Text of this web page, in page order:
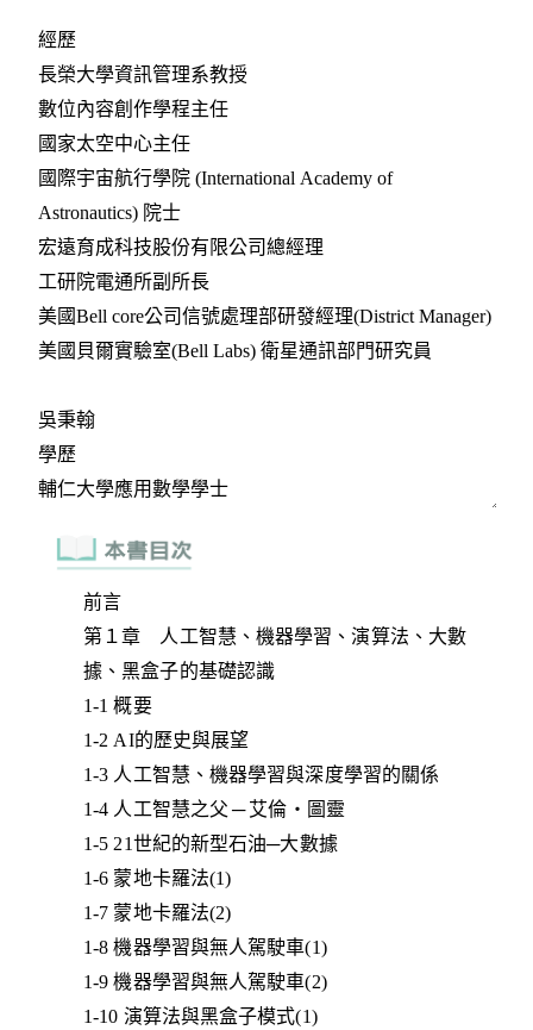
前言
第１章 人工智慧、機器學習、演算法、大數
據、黑盒子的基礎認識
1-1 概要
1-2 AI的歷史與展望
1-3 人工智慧、機器學習與深度學習的關係
1-4 人工智慧之父 ─ 艾倫‧圖靈
1-5 21世紀的新型石油─大數據
1-6 蒙地卡羅法(1)
1-7 蒙地卡羅法(2)
1-8 機器學習與無人駕駛車(1)
1-9 機器學習與無人駕駛車(2)
1-10 演算法與黑盒子模式(1)